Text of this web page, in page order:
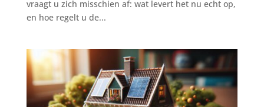
vraagt u zich misschien af: wat levert het nu echt op,
en hoe regelt u de...